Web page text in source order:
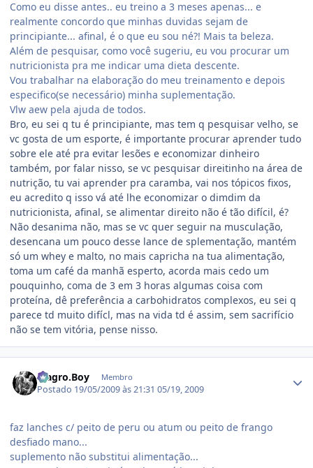
Como eu disse antes.. eu treino a 3 meses apenas... e
realmente concordo que minhas duvidas sejam de
principiante... afinal, é o que eu sou né?! Mais ta beleza.
Além de pesquisar, como você sugeriu, eu vou procurar um
nutricionista pra me indicar uma dieta descente.
Vou trabalhar na elaboração do meu treinamento e depois
especifico(se necessário) minha suplementação.
Vlw aew pela ajuda de todos.
Bro, eu sei q tu é principiante, mas tem q pesquisar velho, se
vc gosta de um esporte, é importante procurar aprender tudo
sobre ele até pra evitar lesões e economizar dinheiro
também, por falar nisso, se vc pesquisar direitinho na área de
nutrição, tu vai aprender pra caramba, vai nos tópicos fixos,
eu acredito q isso vá até lhe economizar o dimdim da
nutricionista, afinal, se alimentar direito não é tão difícil, é?
Não desanima não, mas se vc quer seguir na musculação,
desencana um pouco desse lance de splementação, mantém
só um whey e malto, no mais capricha na tua alimentação,
toma um café da manhã esperto, acorda mais cedo um
pouquinho, coma de 3 em 3 horas algumas coisa com
proteína, dê preferência a carbohidratos complexos, eu sei q
parece td muito difícl, mas na vida td é assim, sem sacrifício
não se tem vitória, pense nisso.
Magro.Boy Membro
Postado 19/05/2009 às 21:3105/19, 2009
faz lanches c/ peito de peru ou atum ou peito de frango
desfiado mano...
suplemento não substitui alimentação...